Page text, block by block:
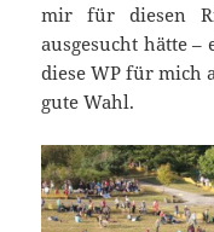
mir für diesen
ausgesucht hätte
diese WP für mich
gute Wahl.